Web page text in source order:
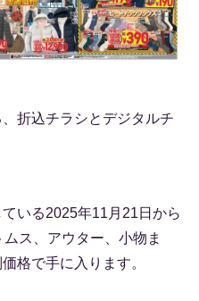
折込チラシとデジタルチ
いる2025年11月21日から
ス、アウター、小物ま
格で手に入ります。